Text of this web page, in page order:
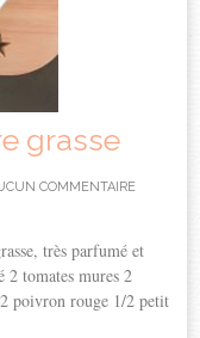
grasse
COMMENTAIRE
très parfumé et
2 tomates mures 2
poivron rouge 1/2 petit